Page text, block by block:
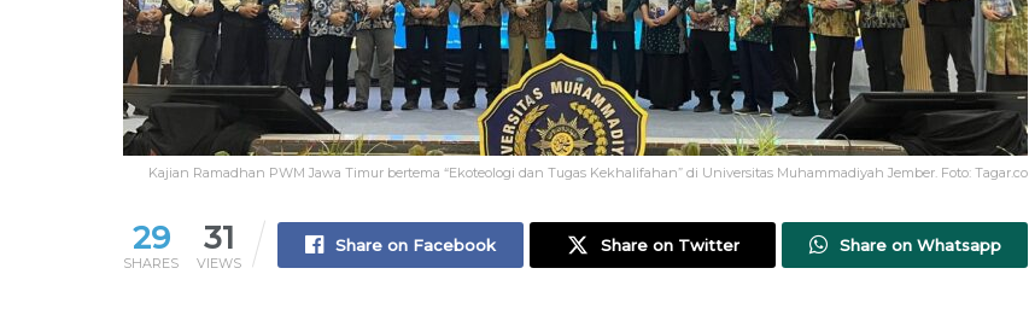
Kajian Ramadhan PWM Jawa Timur bertema “Ekoteologi dan Tugas Kekhalifahan” di Universitas Muhammadiyah Jember. Foto: Tagar.co
29
SHARES
31
VIEWS
Share on Facebook Share on Twitter Share on Whatsapp